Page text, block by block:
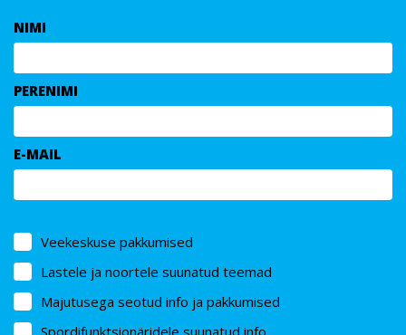
NIMI
PERENIMI
E-MAIL
Veekeskuse pakkumised
Lastele ja noortele suunatud teemad
Majutusega seotud info ja pakkumised